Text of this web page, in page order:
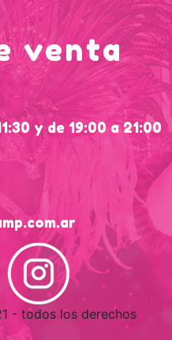
venta
y de 19:00 a 21:00
- todos los derechos